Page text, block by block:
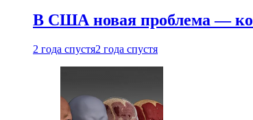
В США новая проблема —
2 года спустя2 года спустя